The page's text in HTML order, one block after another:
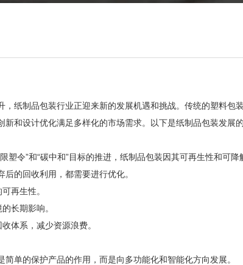
纸制品包装行业正迎来新的发展机遇和挑战。传统的塑料
和设计优化满足多样化的市场需求。以下是纸制品包装发展
塑令”和“碳中和”目标的推进，纸制品包装因其可再生性和可
的回收利用，都需要进行优化。
再生性。
长期影响。
体系，减少资源浪费。
单的保护产品的作用，而是向多功能化和智能化方向发展。